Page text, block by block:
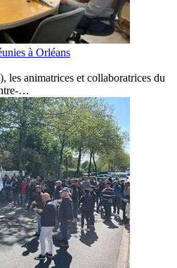
à Orléans
les animatrices et collaboratrices du
…